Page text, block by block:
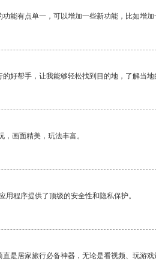
能有点单一，可以增加一些新功能，比如增加
好帮手，让我能够轻松找到目的地，了解当地
，画面精美，玩法丰富。
用程序提供了顶级的安全性和隐私保护。
是居家旅行必备神器，无论是看视频、玩游